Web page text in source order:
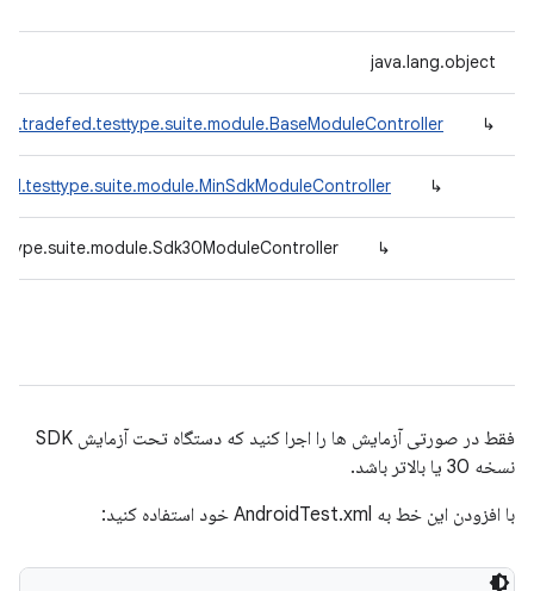
java.lang.object
↳
↳
↳
فقط در صورتی آزمایش ها را اجرا کنید که دستگاه تحت آزمایش SDK
نسخه 30 یا بالاتر باشد.
با افزودن این خط به AndroidTest.xml خود استفاده کنید: